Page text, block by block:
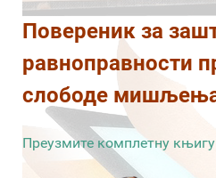
Повереник за
равноправности
слободе
Преузмите комплетну